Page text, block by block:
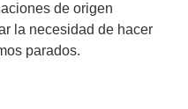
de origen
la necesidad de hacer
parados.